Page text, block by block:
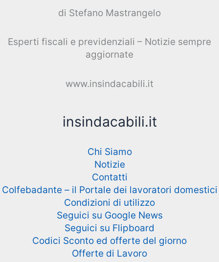
di Stefano Mastrangelo
Esperti fiscali e previdenziali – Notizie sempre
aggiornate
www.insindacabili.it
insindacabili.it
Chi Siamo
Notizie
Contatti
Colfebadante – il Portale dei lavoratori domestici
Condizioni di utilizzo
Seguici su Google News
Seguici su Flipboard
Codici Sconto ed offerte del giorno
Offerte di Lavoro